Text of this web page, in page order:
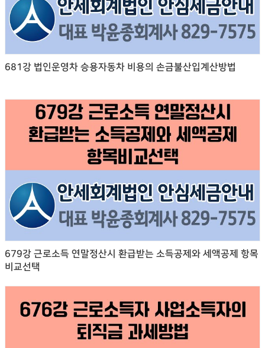
681강 법인운영차 승용자동차 비용의 손금불산입계산방법
679강 근로소득 연말정산시 환급받는 소득공제와 세액공제 항목
비교선택